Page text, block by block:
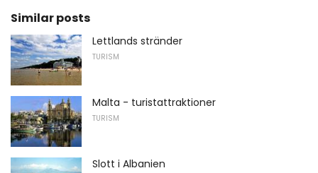
Similar posts
Lettlands stränder
TURISM
Malta - turistattraktioner
TURISM
Slott i Albanien